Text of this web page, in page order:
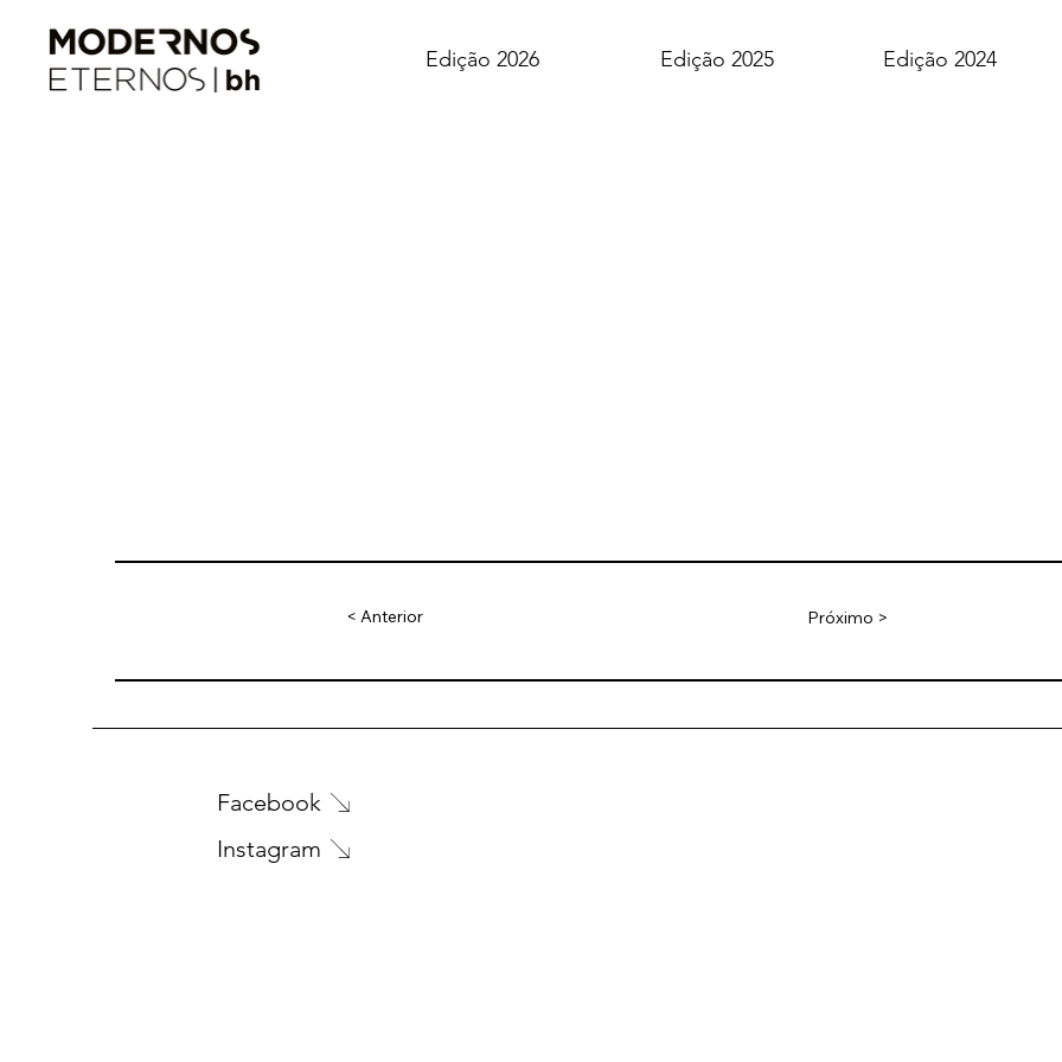
Edição 2026 Edição 2025 Edição 2024
< Anterior Próximo >
Facebook
Instagram